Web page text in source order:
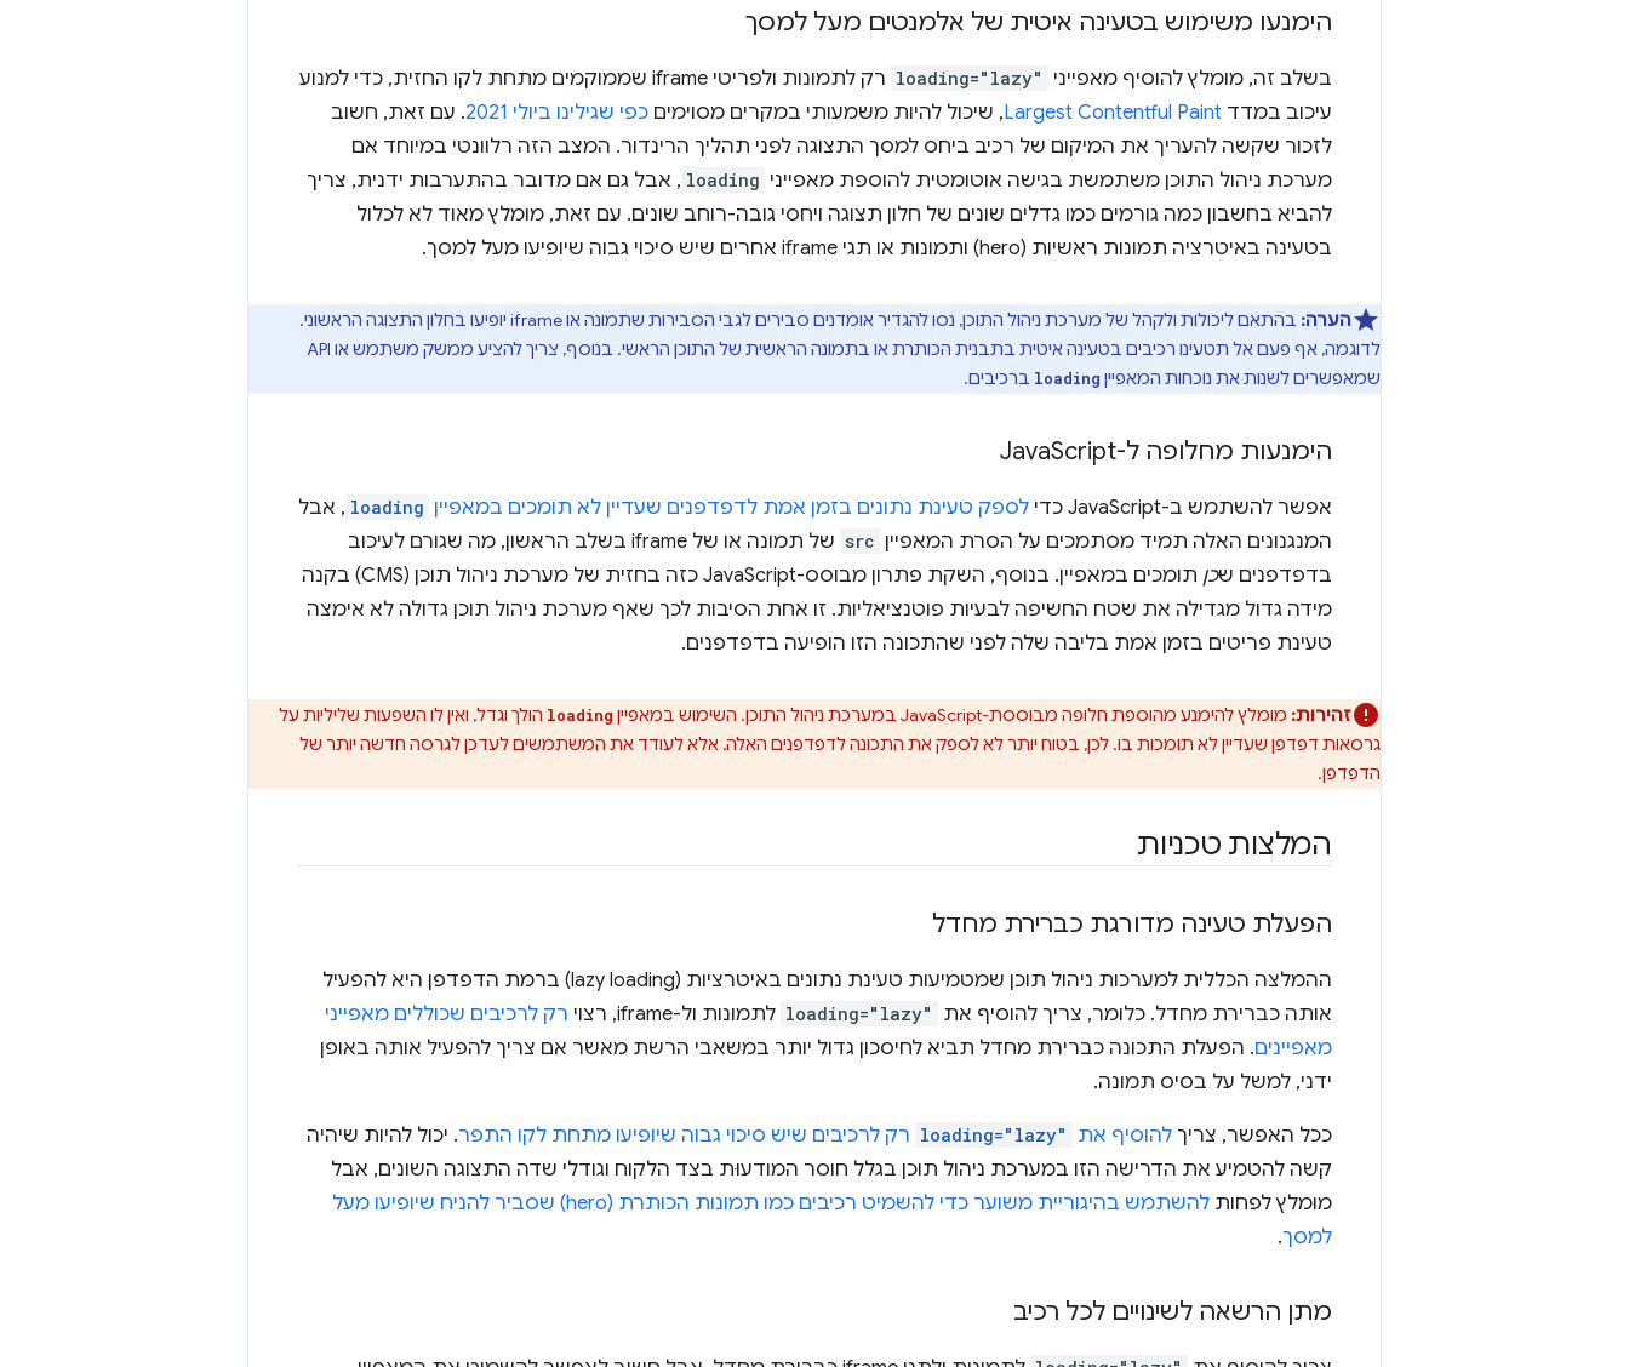
הימנעו משימוש בטעינה איטית של אלמנטים מעל למסך
בשלב זה, מומלץ להוסיף מאפייני loading="lazy"
רק לתמונות ולפריטי iframe שממוקמים מתחת לקו החזית, כדי למנוע
עיכוב במדד Largest Contentful Paint, שיכול להיות משמעותי במקרים מסוימים כפי שגילינו ביולי 2021
. עם זאת, חשוב
לזכור שקשה להעריך את המיקום של רכיב ביחס למסך התצוגה לפני תהליך הרינדור. המצב הזה רלוונטי במיוחד אם
מערכת ניהול התוכן משתמשת בגישה אוטומטית להוספת מאפייני loading , אבל גם אם מדובר בהתערבות ידנית, צריך
להביא בחשבון כמה גורמים כמו גדלים שונים של חלון תצוגה ויחסי גובה-רוחב שונים. עם זאת, מומלץ מאוד לא לכלול
בטעינה באיטרציה תמונות ראשיות (hero) ותמונות או תגי iframe אחרים שיש סיכוי גבוה שיופיעו מעל למסך.
הערה:
בהתאם ליכולות ולקהל של מערכת ניהול התוכן, נסו להגדיר אומדנים סבירים לגבי הסבירות שתמונה או iframe יופיעו בחלון התצוגה הראשוני.
לדוגמה, אף פעם אל תטעינו רכיבים בטעינה איטית בתבנית הכותרת או בתמונה הראשית של התוכן הראשי. בנוסף, צריך להציע ממשק משתמש או API
שמאפשרים לשנות את נוכחות המאפיין loading ברכיבים.
הימנעות מחלופה ל-JavaScript
אפשר להשתמש ב-JavaScript כדי לספק טעינת נתונים בזמן אמת לדפדפנים שעדיין לא תומכים במאפיין loading , אבל
המנגנונים האלה תמיד מסתמכים על הסרת המאפיין src
של תמונה או של iframe בשלב הראשון, מה שגורם לעיכוב
בדפדפנים שכן
תומכים במאפיין. בנוסף, השקת פתרון מבוסס-JavaScript כזה בחזית של מערכת ניהול תוכן (CMS) בקנה
מידה גדול מגדילה את שטח החשיפה לבעיות פוטנציאליות. זו אחת הסיבות לכך שאף מערכת ניהול תוכן גדולה לא אימצה
טעינת פריטים בזמן אמת בליבה שלה לפני שהתכונה הזו הופיעה בדפדפנים.
זהירות: מומלץ להימנע מהוספת חלופה מבוססת-JavaScript במערכת ניהול התוכן. השימוש במאפיין loading הולך וגדל, ואין לו השפעות שליליות על
גרסאות דפדפן שעדיין לא תומכות בו. לכן, בטוח יותר לא לספק את התכונה לדפדפנים האלה, אלא לעודד את המשתמשים לעדכן לגרסה חדשה יותר של
הדפדפן.
המלצות טכניות
הפעלת טעינה מדורגת כברירת מחדל
ההמלצה הכללית למערכות ניהול תוכן שמטמיעות טעינת נתונים באיטרציות (lazy loading) ברמת הדפדפן היא להפעיל
אותה כברירת מחדל. כלומר, צריך להוסיף את
loading="lazy" לתמונות ול-iframe, רצוי
רק לרכיבים שכוללים מאפייני
מאפיינים. הפעלת התכונה כברירת מחדל תביא לחיסכון גדול יותר במשאבי הרשת מאשר אם צריך להפעיל אותה באופן
ידני, למשל על בסיס תמונה.
ככל האפשר, צריך להוסיף את loading="lazy" רק לרכיבים שיש סיכוי גבוה שיופיעו מתחת לקו התפר. יכול להיות שיהיה
קשה להטמיע את הדרישה הזו במערכת ניהול תוכן בגלל חוסר המודעוּת בצד הלקוח וגודלי שדה התצוגה השונים, אבל
מומלץ לפחות
להשתמש בהיגוריית משוער כדי להשמיט רכיבים כמו תמונות הכותרת (hero) שסביר להניח שיופיעו מעל
למסך.
מתן הרשאה לשינויים לכל רכיב